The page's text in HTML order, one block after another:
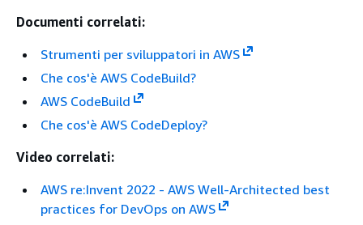
Documenti correlati:
Strumenti per sviluppatori in AWS
Che cos'è AWS CodeBuild?
AWS CodeBuild
Che cos'è AWS CodeDeploy?
Video correlati:
AWS re:Invent 2022 - AWS Well-Architected best
practices for DevOps on AWS